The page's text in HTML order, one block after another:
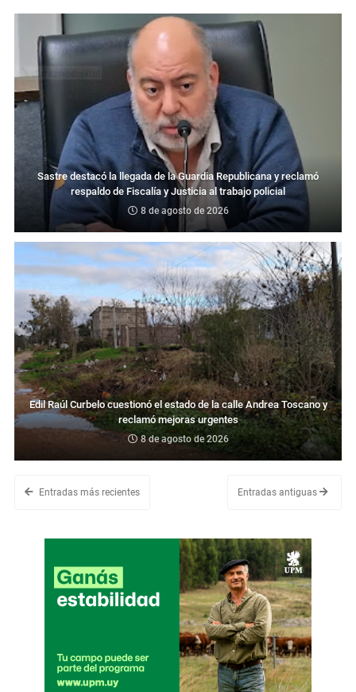
Sastre destacó la llegada de la Guardia Republicana y reclamó
respaldo de Fiscalía y Justicia al trabajo policial
8 de agosto de 2026
Edil Raúl Curbelo cuestionó el estado de la calle Andrea Toscano y
reclamó mejoras urgentes
8 de agosto de 2026
Entradas más recientes Entradas antiguas